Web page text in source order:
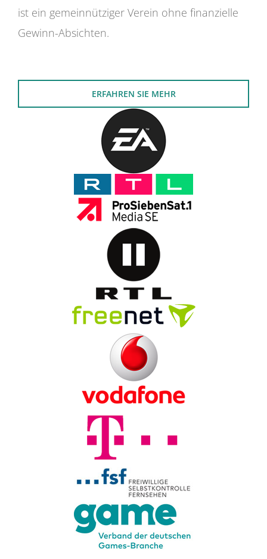
ist ein gemeinnütziger Verein ohne finanzielle
Gewinn-Absichten.
ERFAHREN SIE MEHR